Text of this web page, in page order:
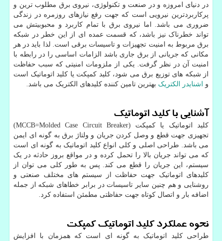
در دنیای امروزه و در صنعت و تکنولوژی، نیروی برق مطلوب ترین و
پرکاربردترین نیرویی است که جهت رفع نیازهای روزمره در زندگی
ضروری می باشد. اما نیروی برق با تمام کاربرد و محبوبیتش می
تواند خطرناک نیز باشد، که قسمت عمده ای از این خطر در شبکه
برق مربوط به امنیت تجهیزات و تاسیسات برقی است. لذا باید در هر
مکانی که جریانی از برق جاری باشد الزامات اساسی را در رابطه با
امنیت آن در نظر گرفت. یکی از ملزومات امنیتی که سبب حفاظت
از شبکه های توزیع برق می شود، کلید کمپکت یا کلید اتوماتیک است
و
اشنایدر الکتریک بهترین تامین کننده کلیدهای الکتریک می باشد.
آشنایی با کلید اتوماتیک
کلید اتوماتیک یا کمپکت (Molded Case Circuit Breaker
=
MCCB
)
تجهیزی جهت قطع و وصل کردن جریان و ولتاژ برق به گونه ای ایمن
می باشد. طراحی اصلی و کلی انواع کلید اتوماتیک به گونه ای است
که می تواند جریان بالا را تحمل کرده و در مواقع بروز حادثه در یک
سیستم، این جریان را قطع می کند. پس به طور کلی می توان از
کلیدهای اتوماتیک جهت حفاظت از سیستم های مختلف صنعتی و
روشنایی و هم چنین سایر تاسیسات در برابر خطاهای شبکه از جمله
اضافه بار و اتصال کوتاه جهت حفاظتی مطمئن استفاده کرد.
نحوه عملکرد کلید اتوماتیک کمپکت
طراحی کلید اتوماتیک به گونه ای است که همزمان با افزایش